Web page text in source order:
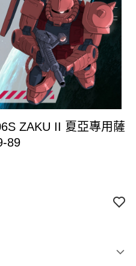
ZAKU II 夏亞專用薩
89